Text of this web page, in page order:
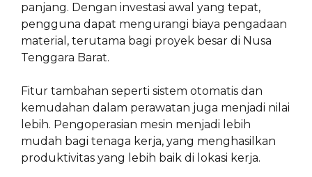
panjang. Dengan investasi awal yang tepat,
pengguna dapat mengurangi biaya pengadaan
material, terutama bagi proyek besar di Nusa
Tenggara Barat.
Fitur tambahan seperti sistem otomatis dan
kemudahan dalam perawatan juga menjadi nilai
lebih. Pengoperasian mesin menjadi lebih
mudah bagi tenaga kerja, yang menghasilkan
produktivitas yang lebih baik di lokasi kerja.